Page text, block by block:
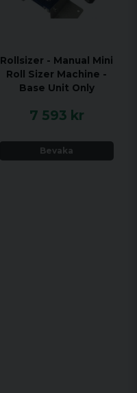
Rollsizer - Manual Mini
Roll Sizer Machine -
Base Unit Only
7 593 kr
Bevaka